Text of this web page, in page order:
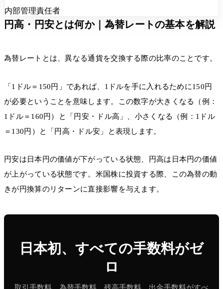
内部管理責任者
円高・円安とは何か｜為替レートの基本を解説
為替レートとは、異なる通貨を交換する際の比率のことです。
「1ドル＝150円」であれば、1ドルを手に入れるために150円
が必要ということを意味します。この数字が大きくなる（例：
1ドル＝160円）と「円安・ドル高」、小さくなる（例：1ドル
＝130円）と「円高・ドル安」と表現します。
円安は日本円の価値が下がっている状態、円高は日本円の価値
が上がっている状態です。米国株に投資する際、この為替の動
きが円換算のリターンに直接影響を与えます。
日本初、すべての手数料がゼ
ロ